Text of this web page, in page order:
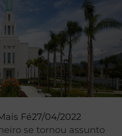
Fé27/04/2022
se tornou assunto